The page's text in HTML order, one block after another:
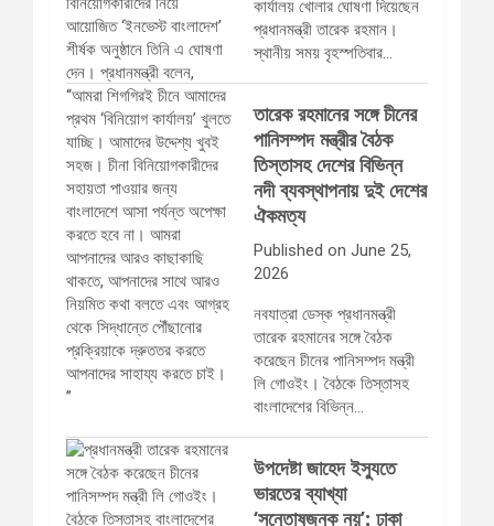
কার্যালয় খোলার ঘোষণা দিয়েছেন
প্রধানমন্ত্রী তারেক রহমান।
স্থানীয় সময় বৃহস্পতিবার…
তারেক রহমানের সঙ্গে চীনের
পানিসম্পদ মন্ত্রীর বৈঠক
তিস্তাসহ দেশের বিভিন্ন
নদী ব্যবস্থাপনায় দুই দেশের
ঐকমত্য
Published on June 25,
2026
নবযাত্রা ডেস্ক প্রধানমন্ত্রী
তারেক রহমানের সঙ্গে বৈঠক
করেছেন চীনের পানিসম্পদ মন্ত্রী
লি গোওইং। বৈঠকে তিস্তাসহ
বাংলাদেশের বিভিন্ন…
উপদেষ্টা জাহেদ ইস্যুতে
ভারতের ব্যাখ্যা
‘সন্তোষজনক নয়’: ঢাকা